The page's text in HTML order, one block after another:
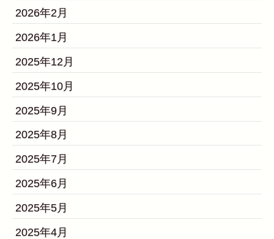
2026年2月
2026年1月
2025年12月
2025年10月
2025年9月
2025年8月
2025年7月
2025年6月
2025年5月
2025年4月